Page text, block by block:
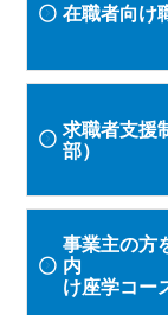
在職者向け
求職者支援
部）
事業主の方
内 （生
け座学コー